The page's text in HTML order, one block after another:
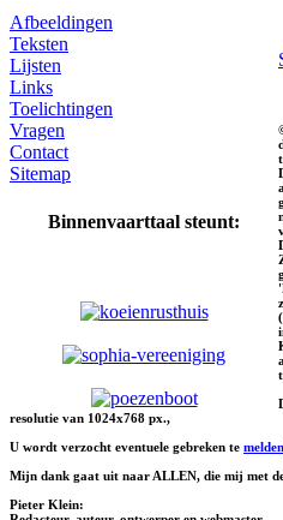
Afbeeldingen
Teksten
Lijsten
Links
Toelichtingen
Vragen
Contact
Sitemap
Binnenvaarttaal steunt:
resolutie van 1024x768 px.,
U wordt verzocht eventuele gebreken te melden
Mijn dank gaat uit naar ALLEN, die mij met
Pieter Klein: